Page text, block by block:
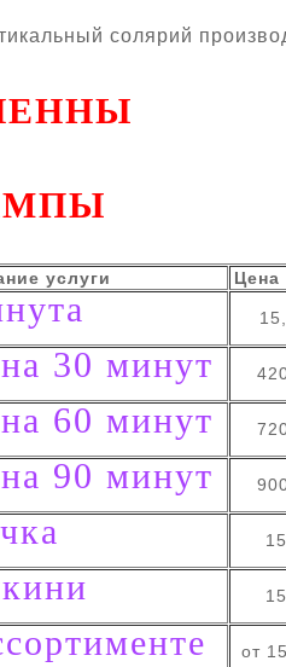
солярий
услуги Цена
30 минут
60 минут
90 минут
от